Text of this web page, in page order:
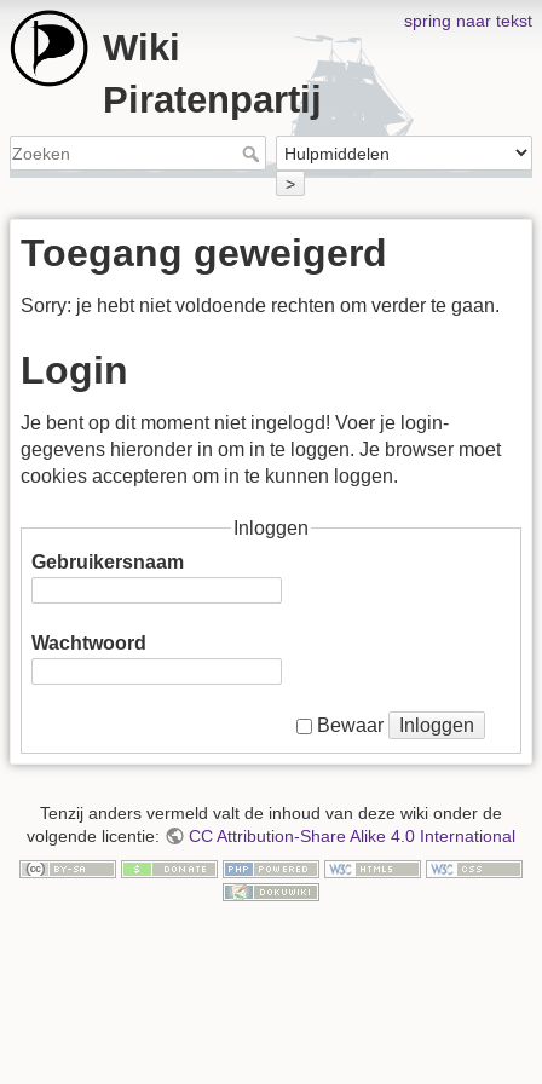
spring naar tekst
Wiki
Piratenpartij
>
Toegang geweigerd
Sorry: je hebt niet voldoende rechten om verder te gaan.
Login
Je bent op dit moment niet ingelogd! Voer je login-
gegevens hieronder in om in te loggen. Je browser moet
cookies accepteren om in te kunnen loggen.
Inloggen
Gebruikersnaam
Wachtwoord
Bewaar Inloggen
Tenzij anders vermeld valt de inhoud van deze wiki onder de
volgende licentie:
CC Attribution-Share Alike 4.0 International